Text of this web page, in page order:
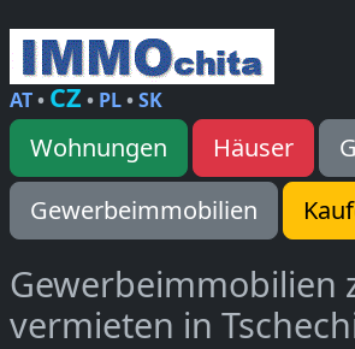
AT• CZ • PL•SK
Wohnungen Häuser
Gewerbeimmobilien
Gewerbeimmobilien
vermieten in